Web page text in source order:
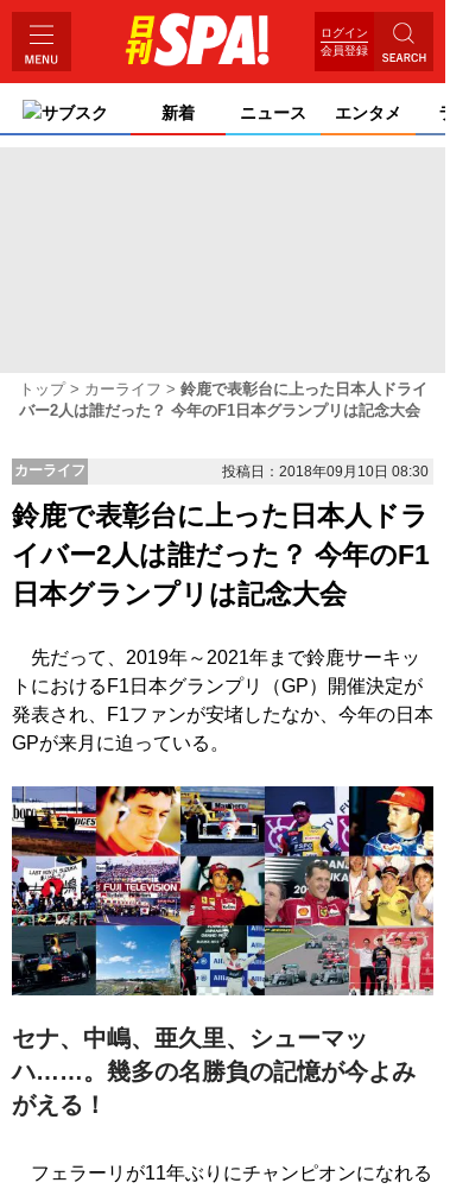
ログイン
会員登録
サブスク 新着 ニュース エンタメ
トップ カーライフ
鈴鹿で表彰台に上った日本人ドライ
バー2人は誰だった？ 今年のF1日本グランプリは記念大会
カーライフ 投稿日：2018年09月10日 08:30
鈴鹿で表彰台に上った日本人ドラ
イバー2人は誰だった？ 今年のF1
日本グランプリは記念大会
先だって、2019年～2021年まで鈴鹿サーキッ
トにおけるF1日本グランプリ（GP）開催決定が
発表され、F1ファンが安堵したなか、今年の日本
GPが来月に迫っている。
セナ、中嶋、亜久里、シューマッ
ハ……。幾多の名勝負の記憶が今よみ
がえる！
フェラーリが11年ぶりにチャンピオンになれる